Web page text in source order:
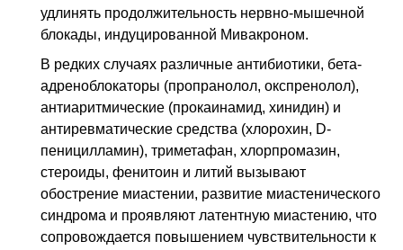
удлинять продолжительность нервно-мышечной
блокады, индуцированной Мивакроном.
В редких случаях различные антибиотики, бета-
адреноблокаторы (пропранолол, окспренолол),
антиаритмические (прокаинамид, хинидин) и
антиревматические средства (хлорохин, D-
пеницилламин), триметафан, хлорпромазин,
стероиды, фенитоин и литий вызывают
обострение миастении, развитие миастенического
синдрома и проявляют латентную миастению, что
сопровождается повышением чувствительности к